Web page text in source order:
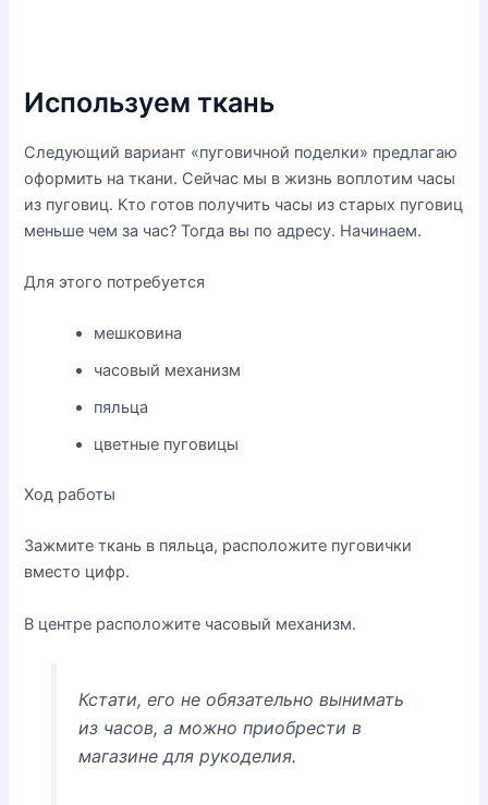
Используем ткань
Следующий вариант «пуговичной поделки» предлагаю
оформить на ткани. Сейчас мы в жизнь воплотим часы
из пуговиц. Кто готов получить часы из старых пуговиц
меньше чем за час? Тогда вы по адресу. Начинаем.
Для этого потребуется
мешковина
часовый механизм
пяльца
цветные пуговицы
Ход работы
Зажмите ткань в пяльца, расположите пуговички
вместо цифр.
В центре расположите часовый механизм.
Кстати, его не обязательно вынимать
из часов, а можно приобрести в
магазине для рукоделия.